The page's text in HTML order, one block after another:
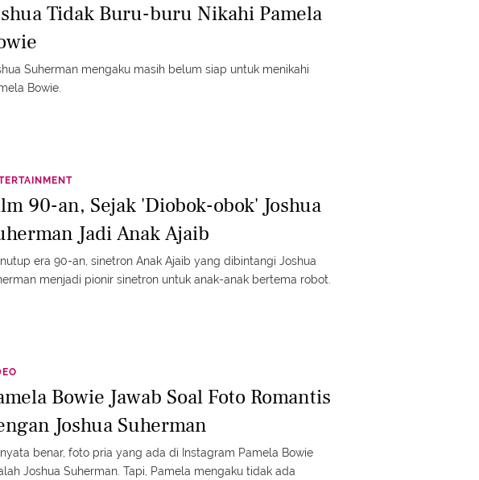
Tidak Buru-buru Nikahi Pamela
Suherman mengaku masih belum siap untuk menikahi
Bowie.
90-an, Sejak 'Diobok-obok' Joshua
Jadi Anak Ajaib
era 90-an, sinetron Anak Ajaib yang dibintangi Joshua
menjadi pionir sinetron untuk anak-anak bertema robot.
Bowie Jawab Soal Foto Romantis
Joshua Suherman
benar, foto pria yang ada di Instagram Pamela Bowie
Joshua Suherman. Tapi, Pamela mengaku tidak ada